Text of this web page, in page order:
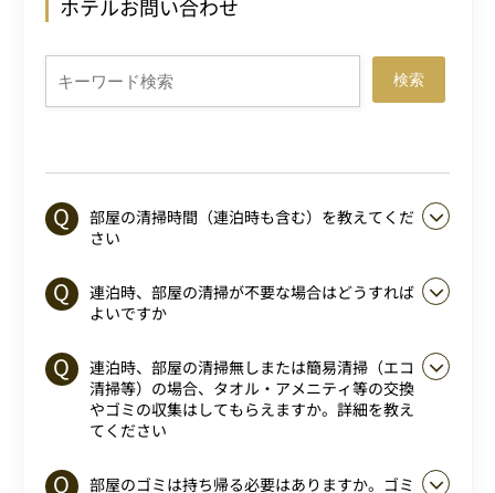
ホテルお問い合わせ
検索
部屋の清掃時間（連泊時も含む）を教えてくだ
さい
連泊時、部屋の清掃が不要な場合はどうすれば
よいですか
連泊時、部屋の清掃無しまたは簡易清掃（エコ
清掃等）の場合、タオル・アメニティ等の交換
やゴミの収集はしてもらえますか。詳細を教え
てください
部屋のゴミは持ち帰る必要はありますか。ゴミ